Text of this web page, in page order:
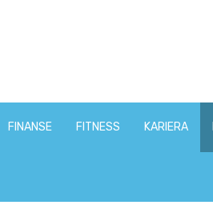
FINANSE FITNESS KARIERA